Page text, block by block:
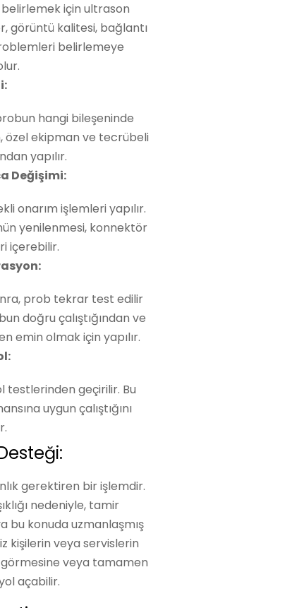
belirlemek için ultrason
görüntü kalitesi, bağlantı
belirlemeye
hangi bileşeninde
özel ekipman ve tecrübeli
yapılır.
Değişimi:
onarım işlemleri yapılır.
yenilenmesi, konnektör
içerebilir.
prob tekrar test edilir
doğru çalıştığından ve
emin olmak için yapılır.
testlerinden geçirilir. Bu
uygun çalıştığını
gerektiren bir işlemdir.
nedeniyle, tamir
bu konuda uzmanlaşmış
kişilerin veya servislerin
veya tamamen
açabilir.